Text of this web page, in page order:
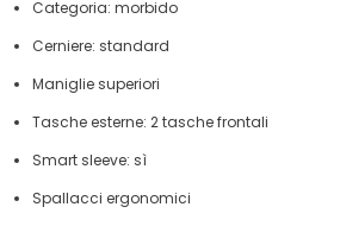
Categoria: morbido
Cerniere: standard
Maniglie superiori
Tasche esterne: 2 tasche frontali
Smart sleeve: sì
Spallacci ergonomici